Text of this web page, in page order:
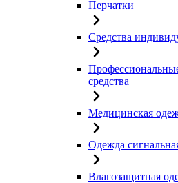
Перчатки
Средства
средства
Медицинская
Одежда
Влагозащитная